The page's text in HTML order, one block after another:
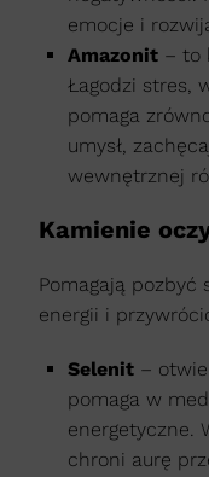
emocje i
Amazonit – to
Łagodzi stres,
pomaga
umysł,
wewnętrznej
Kamienie
Pomagają pozbyć
energii i
Selenit –
pomaga w
energetyczne.
chroni aurę